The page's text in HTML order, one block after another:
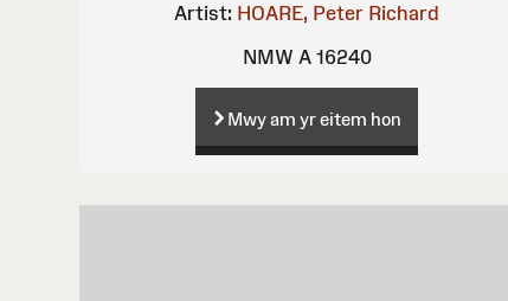
Artist: HOARE, Peter Richard
NMW A 16240
Mwy am yr eitem hon